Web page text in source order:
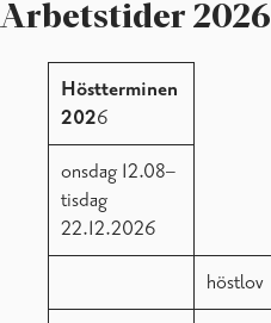
Bedömning och blanketter
Läsårsinformation, Ekenäs
Personal vid Ekenäs gymnasium
Studie-info, Ekenäs gymnasium
Vår skola
Arbetstider
Höstterminen
2026
onsdag 12.08–
tisdag
22.12.2026
höstlov